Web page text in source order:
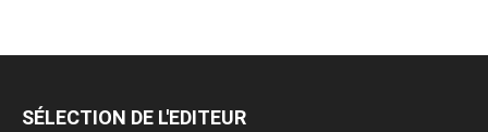
SÉLECTION DE L'EDITEUR